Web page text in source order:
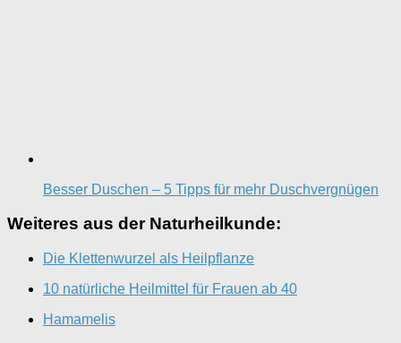
Besser Duschen – 5 Tipps für mehr Duschvergnügen
Weiteres aus der Naturheilkunde:
Die Klettenwurzel als Heilpflanze
10 natürliche Heilmittel für Frauen ab 40
Hamamelis